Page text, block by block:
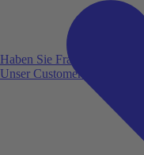
Haben Sie Fragen?
Unser Customer Service ist